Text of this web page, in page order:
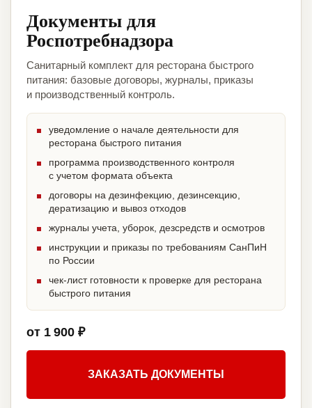
Документы для
Роспотребнадзора
Санитарный комплект для ресторана быстрого
питания: базовые договоры, журналы, приказы
и производственный контроль.
уведомление о начале деятельности для
ресторана быстрого питания
программа производственного контроля
с учетом формата объекта
договоры на дезинфекцию, дезинсекцию,
дератизацию и вывоз отходов
журналы учета, уборок, дезсредств и осмотров
инструкции и приказы по требованиям СанПиН
по России
чек-лист готовности к проверке для ресторана
быстрого питания
от 1 900 ₽
ЗАКАЗАТЬ ДОКУМЕНТЫ